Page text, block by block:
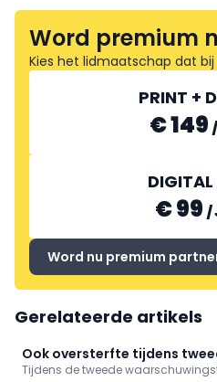
Word premium
Kies het lidmaatschap dat
PRINT +
€ 149 /
€ 99 /
Word nu premium
Gerelateerde artikels
Ook oversterfte tijdens
'Ozon- en hitteplan'
Tijdens de tweede